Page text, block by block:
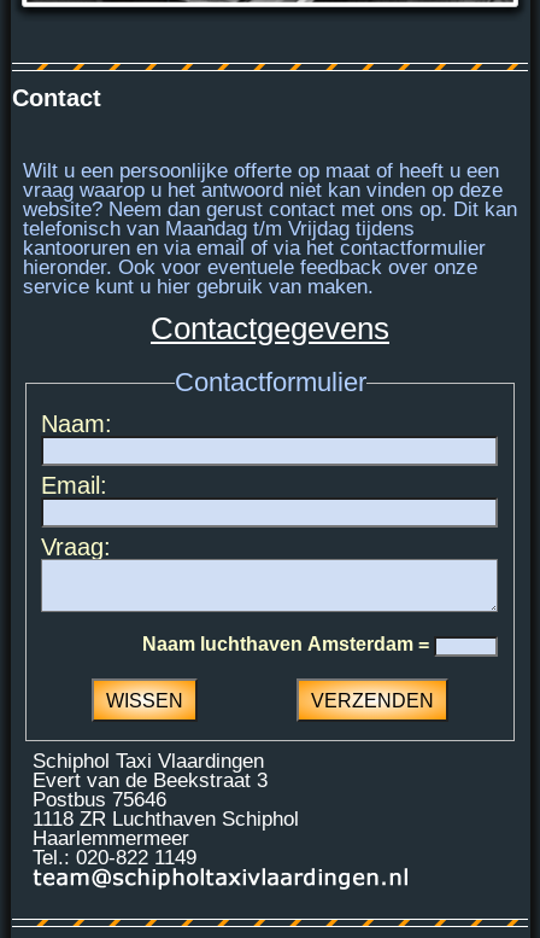
Contact
Wilt u een persoonlijke offerte op maat of heeft u een
vraag waarop u het antwoord niet kan vinden op deze
website? Neem dan gerust contact met ons op. Dit kan
telefonisch van Maandag t/m Vrijdag tijdens
kantoorurenen via email of via het contactformulier
hieronder. Ook voor eventuele feedback over onze
service kunt u hier gebruik van maken.
Contactgegevens
Contactformulier
Naam:
Email:
Vraag:
Naam luchthaven Amsterdam =
Schiphol Taxi Vlaardingen
Evert van de Beekstraat 3
Postbus 75646
1118 ZR Luchthaven Schiphol
Haarlemmermeer
Tel.: 020-822 1149